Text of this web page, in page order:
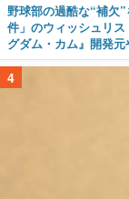
野球部の過酷な“補欠
件」のウィッシュリ
グダム・カム』開発
4